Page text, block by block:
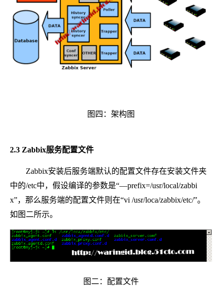
图四：架构图
2.3 Zabbix服务配置文件
Zabbix安装后服务端默认的配置文件存在安装文件夹
中的/etc中，假设编译的参数是“—prefix=/usr/local/zabbi
x”，那么服务端的配置文件则在“vi /usr/loca/zabbix/etc/”。
如图二所示。
图二：配置文件